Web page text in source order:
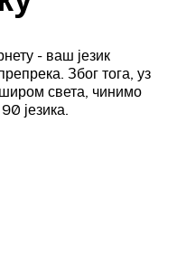
- ваш језик
Због тога, уз
света, чинимо
језика.